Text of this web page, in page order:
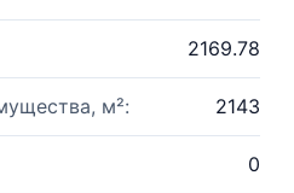
2169.78
м²: 2143
0